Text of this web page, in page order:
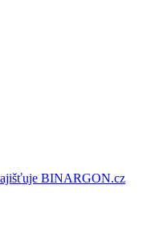
BINARGON.cz